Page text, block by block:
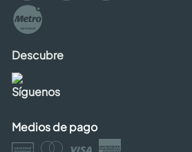
Descubre
Síguenos
Medios de pago